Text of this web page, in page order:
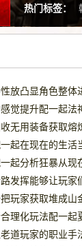
热门标签：
放凸显角色整体
觉提升配一起
无用装备获取熔
起分析狂暴从现
发挥能够让玩
玩家获取堆成山
道玩家的职业手